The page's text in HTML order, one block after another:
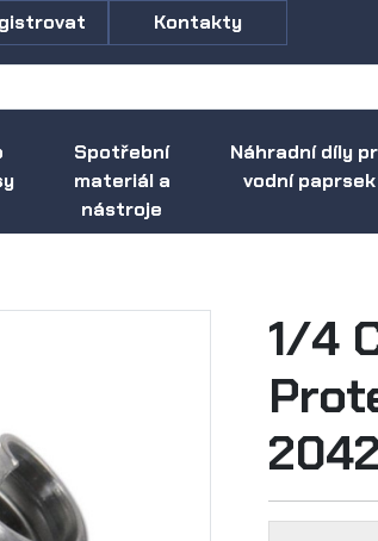
Spotřební
materiál a
nástroje
Náhradní díly
vodní paprsek
Kontakty
1/4